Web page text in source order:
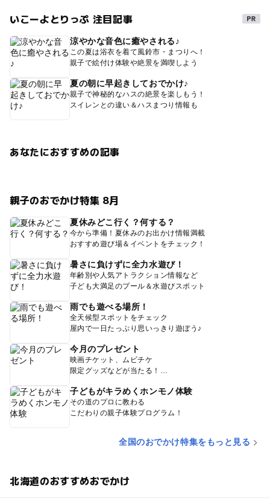
いこーよとりっぷ 注目記事
涼やかな音色に癒やされる♪
この夏は浴衣を着て風鈴市・まつりへ！
親子で絵付け体験や絶景を満喫しよう
夏の朝に早起きしておでかけ♪
親子で神秘的なハスの絶景を楽しもう！
スイレンとの違い＆ハスまつり情報も
あなたにおすすめの記事
親子のおでかけ特集 8月
夏休みどこ行く？何する？
今から準備！夏休みのお出かけ情報満載
おすすめ遊び場＆イベントをチェック！
暑さに負けずに全力水遊び！
年齢別や人気アトラクション情報など
子ども大満足のプール＆水遊びスポット
雨でも遊べる場所！
全天候型スポットをチェック
屋内で一日たっぷり思いっきり遊ぼう♪
今月のプレゼント
映画チケット、ムビチケ
限定グッズなどが当たる！
子どもがキラめくホンモノ体験
その道のプロに教わる
こだわりの親子体験プログラム！
全国のおでかけ特集をもっと見る
北海道のおすすめおでかけ